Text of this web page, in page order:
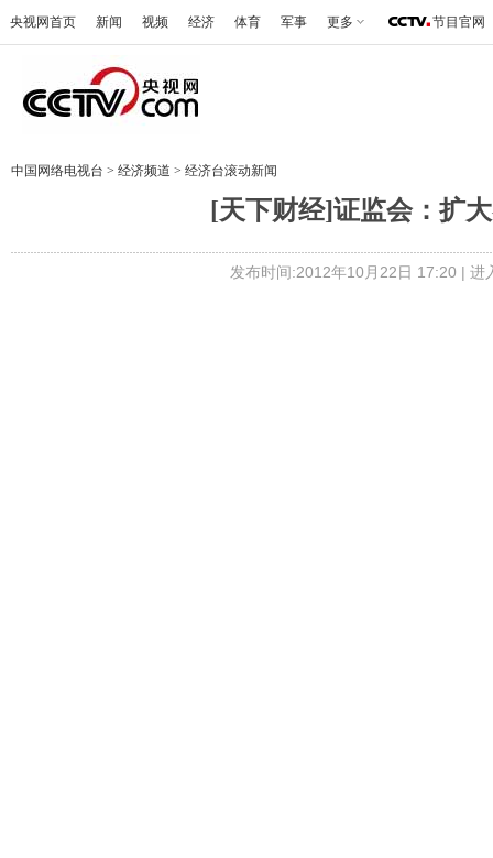
央视网首页 新闻 视频 经济 体育 军事 更多 节目官网
中国网络电视台 > 经济频道 > 经济台滚动新闻
[天下财经]证监会：扩
发布时间:2012年10月22日 17:20 | 进